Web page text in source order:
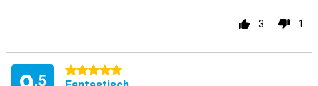
3 1
,5
5 sterren